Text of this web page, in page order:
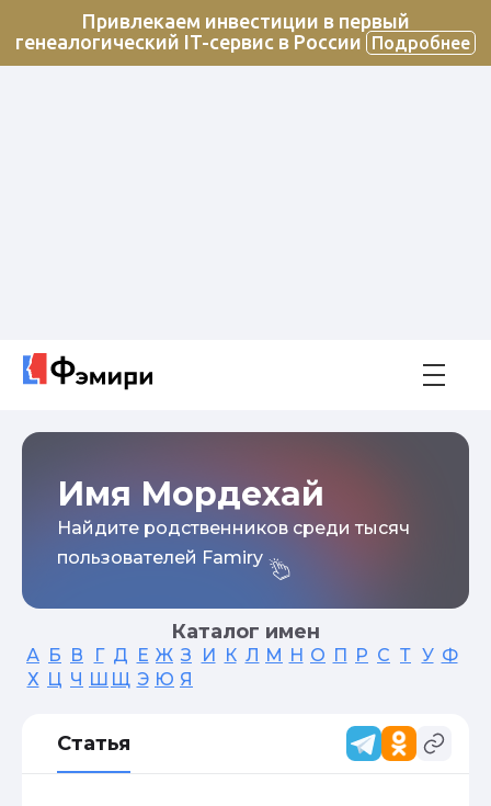
Привлекаем инвестиции в первый
генеалогический IT-сервис в России
Подробнее
Имя Мордехай
Найдите родственников среди тысяч
пользователей Famiry
Каталог имен
А Б В Г Д Е Ж З И К Л М Н О П Р С Т У Ф
Х Ц Ч Ш Щ Э Ю Я
Статья